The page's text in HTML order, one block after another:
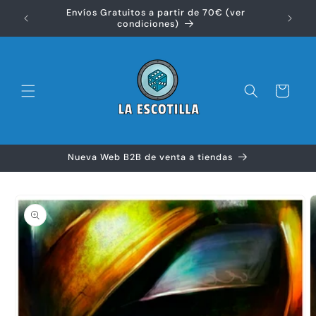
directamenteEnvíos Gratuitos a partir de 70€ (ver
condiciones)
Carrito
Nueva Web B2B de venta a tiendas
a la
información
del producto